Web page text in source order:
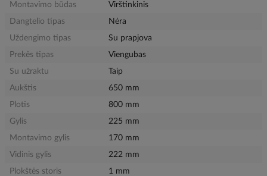
Montavimo būdas
Virštinkinis
Dangtelio tipas
Nėra
Uždengimo tipas
Su prapjova
Prekės tipas
Viengubas
Su užraktu
Taip
Aukštis
650 mm
Plotis
800 mm
Gylis
225 mm
Montavimo gylis
170 mm
Vidinis gylis
222 mm
Plokštės storis
1 mm